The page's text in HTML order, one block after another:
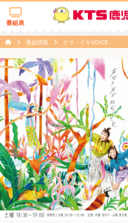
番組表
番組情報 ナマ・イキVOICE